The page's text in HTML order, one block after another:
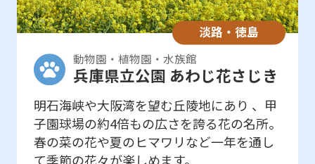
淡路・徳島
動物園・植物園・水族館
兵庫県立公園 あわじ花さじき
明石海峡や大阪湾を望む丘陵地にあり 、甲
子園球場の約4倍もの広さを誇る花の名所。
春の菜の花や夏のヒマワリなど一年を通し
て季節の花々が楽しめます。